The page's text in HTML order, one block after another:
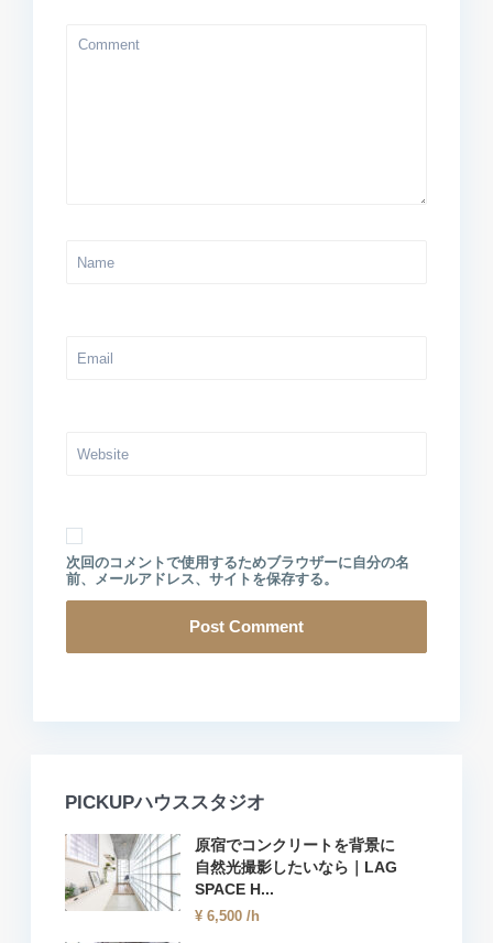
次回のコメントで使用するためブラウザーに自分の名
前、メールアドレス、サイトを保存する。
PICKUPハウススタジオ
原宿でコンクリートを背景に
自然光撮影したいなら｜LAG
SPACE H...
¥ 6,500 /h